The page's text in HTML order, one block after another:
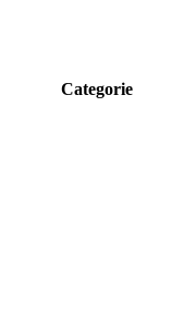
Categorie